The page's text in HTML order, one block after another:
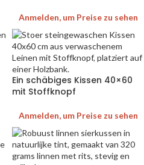
Anmelden, um Preise zu sehen
Ein schäbiges Kissen 40×60
mit Stoffknopf
Anmelden, um Preise zu sehen